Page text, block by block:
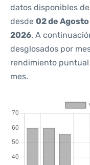
datos disponibles
desde 02 de
2026. A
desglosados por
rendimiento
mes.